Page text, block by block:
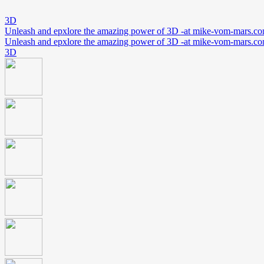
3D
Unleash and epxlore the amazing power of 3D -at mike-vom-
Unleash and epxlore the amazing power of 3D -at mike-vom-
3D